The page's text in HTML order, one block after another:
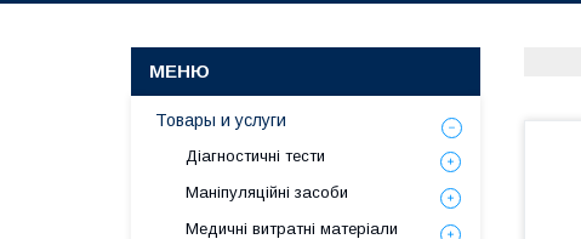
Товары и услуги
Діагностичні тести
Маніпуляційні засоби
Медичні витратні матеріали